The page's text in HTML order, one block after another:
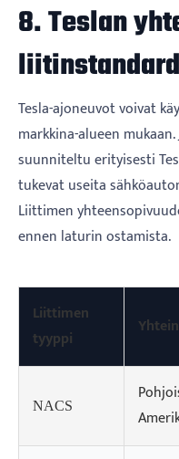
8. Teslan
Tesla-ajoneuvot voivat
markkina-alueen
suunniteltu erityisesti
tukevat useita
Liittimen
ennen laturin ostamista.
Liittimen
tyyppi
NACS